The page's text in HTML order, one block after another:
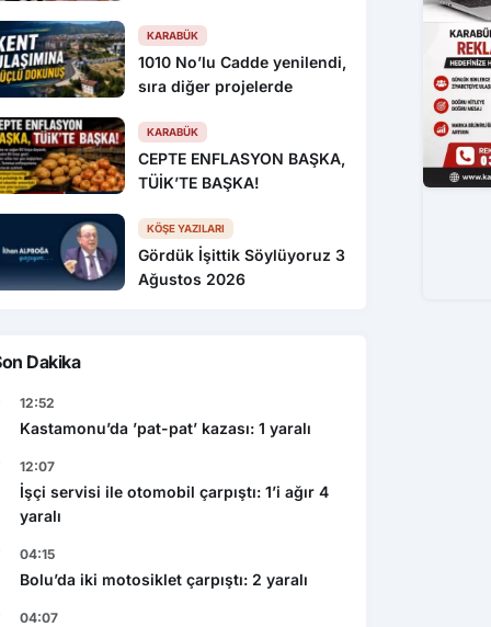
KARABÜK
1010 No’lu Cadde yenilendi,
sıra diğer projelerde
KARABÜK
CEPTE ENFLASYON BAŞKA,
TÜİK’TE BAŞKA!
KÖŞE YAZILARI
Gördük İşittik Söylüyoruz 3
Ağustos 2026
Dakika
12:52
Kastamonu’da ’pat-pat’ kazası: 1 yaralı
12:07
İşçi servisi ile otomobil çarpıştı: 1’i ağır 4
yaralı
04:15
Bolu’da iki motosiklet çarpıştı: 2 yaralı
04:07